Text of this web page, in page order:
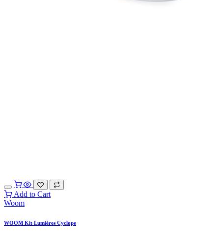
Add to Cart
Woom
WOOM Kit Lumières Cyclope